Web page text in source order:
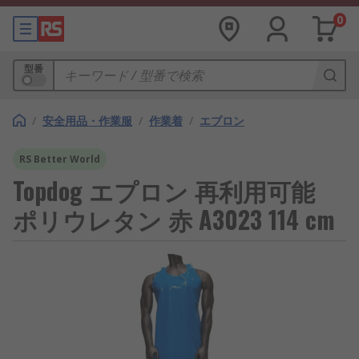
0
型番
/ 安全用品・作業服 / 作業着 / エプロン
RS Better World
Topdog エプロン 再利用可能
ポリウレタン 赤 A3023 114 cm